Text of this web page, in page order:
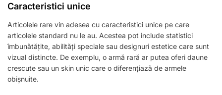
Caracteristici unice
Articolele rare vin adesea cu caracteristici unice pe care
articolele standard nu le au. Acestea pot include statistici
îmbunătățite, abilități speciale sau designuri estetice care sunt
vizual distincte. De exemplu, o armă rară ar putea oferi daune
crescute sau un skin unic care o diferențiază de armele
obișnuite.